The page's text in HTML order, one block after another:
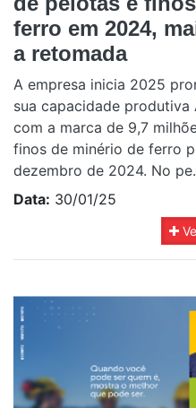
ferro em 2024,
a retomada
A empresa inicia 2025
sua capacidade produtiva
com a marca de 9,7
finos de minério de ferro
dezembro de 2024. No
Data: 30/01/25